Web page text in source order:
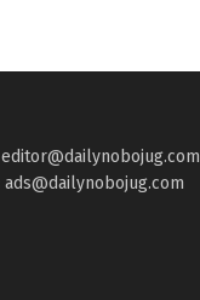
editor@dailynobojug.com
ads@dailynobojug.com